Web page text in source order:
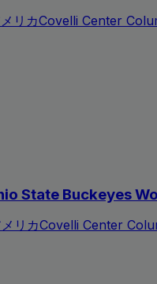
リカCovelli Center
State Buckeyes
リカCovelli Center